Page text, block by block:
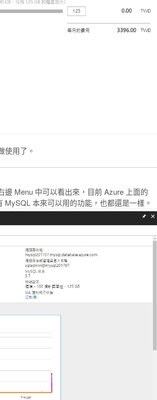
使用了。
Menu 中可以看出來，目前 Azure 上面的
本來可以用的功能，也都還是一樣。